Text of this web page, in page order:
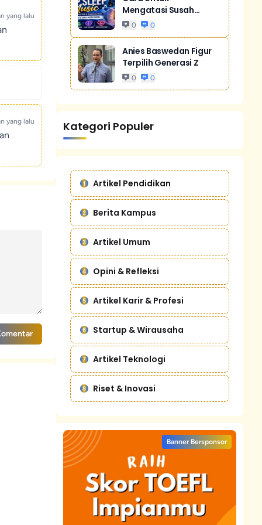
yang lalu
yang lalu
Mengatasi Susah
Tidur Akibat Stres
0 0
Anies Baswedan Figur
Terpilih Generasi Z
0 0
Kategori Populer
Artikel Pendidikan
Berita Kampus
Artikel Umum
Opini & Refleksi
Artikel Karir & Profesi
Startup & Wirausaha
Artikel Teknologi
Riset & Inovasi
Banner Bersponsor